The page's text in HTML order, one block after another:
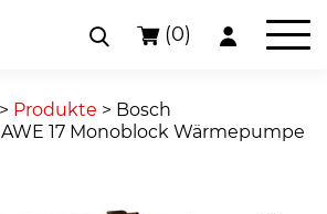
(0)
> Produkte > Bosch
17 Monoblock Wärmepumpe